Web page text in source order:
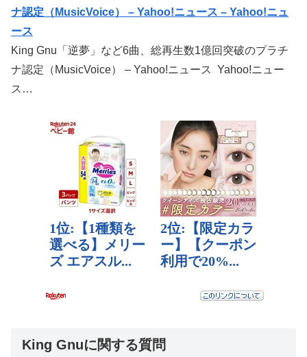
ナ認定（MusicVoice） – Yahoo!ニュース – Yahoo!ニュ
ース
King Gnu「逆夢」など6曲、総再生数1億回突破のプラチ
ナ認定（MusicVoice） – Yahoo!ニュース Yahoo!ニュー
ス…
King Gnuに関する質問